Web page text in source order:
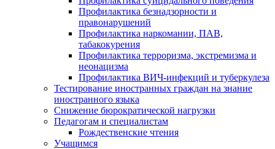
Профилактика безнадзорности и
правонарушений
Профилактика наркомании, ПАВ,
табакокурения
Профилактика терроризма, экстремизма и
неонацизма
Профилактика ВИЧ-инфекций и туберкулеза
Тестирование иностранных граждан на знание
иностранного языка
Снижение бюрократической нагрузки
Педагогам и специалистам
Рождественские чтения
Учащимся